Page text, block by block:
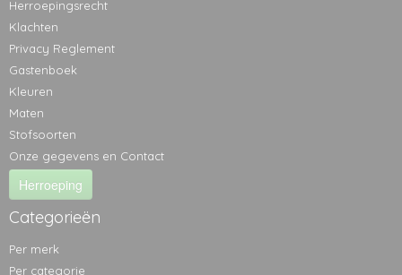
Herroepingsrecht
Klachten
Privacy Reglement
Gastenboek
Kleuren
Maten
Stofsoorten
Onze gegevens en Contact
Herroeping
Categorieën
Per merk
Per categorie